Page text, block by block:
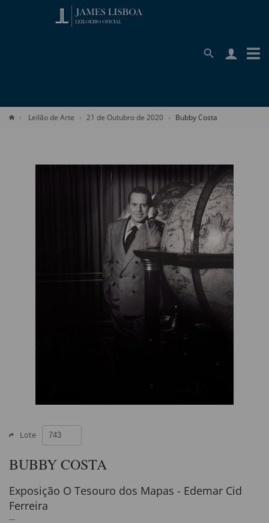
Leilão de Arte 21 de Outubro de 2020 Bubby Costa
Lote
BUBBY COSTA
Exposição O Tesouro dos Mapas - Edemar Cid
Ferreira